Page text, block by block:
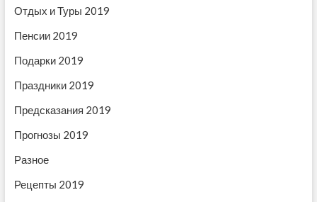
Отдых и Туры 2019
Пенсии 2019
Подарки 2019
Праздники 2019
Предсказания 2019
Прогнозы 2019
Разное
Рецепты 2019